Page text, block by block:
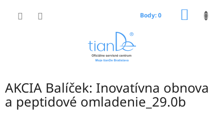
Body: 0
AKCIA Balíček: Inovatívna obnova
a peptidové omladenie_29.0b